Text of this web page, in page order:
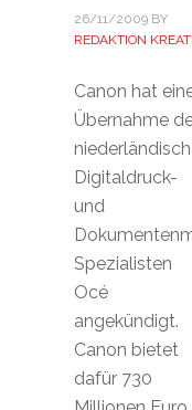
26/11/2009BY
REDAKTION
Canon hat
Übernahme
Digitaldruck-
und
Spezialisten
Océ
angekündigt.
Canon bietet
dafür 730